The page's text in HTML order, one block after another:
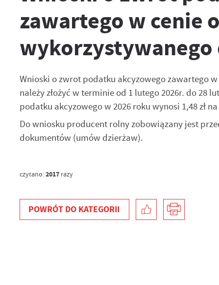
zawartego w cenie
Wnioski o zwrot podatku akcyzowego zawartego
należy złożyć w terminie od 1 lutego 2026r. do 28
podatku akcyzowego w 2026 roku wynosi 1,48 zł
Do wniosku producent rolny zobowiązany jest
dokumentów (umów dzierżaw).
czytano:2017razy
POWRÓT DO KATEGORII